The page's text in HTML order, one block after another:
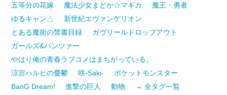
五等分の花嫁
魔法少女まどか☆マギカ
魔王・勇者
ゆるキャン△
新世紀エヴァンゲリオン
とある魔術の禁書目録
ガヴリールドロップアウト
ガールズ&パンツァー
やはり俺の青春ラブコメはまちがっている。
涼宮ハルヒの憂鬱
咲-Saki-
ポケットモンスター
BanG Dream!
進撃の巨人 動物 → 全タグ一覧